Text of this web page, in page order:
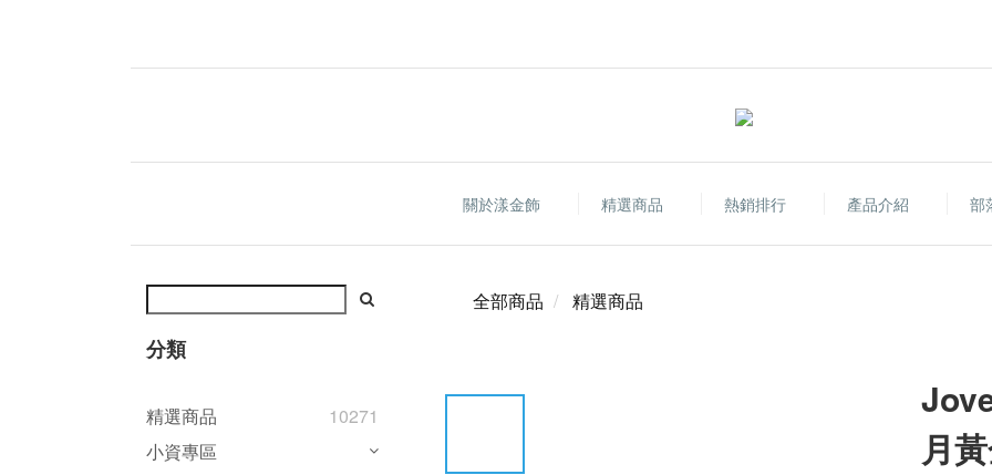
關於漾金飾 精選商品 熱銷排行 產品介紹 部
分類
精選商品
10271
小資專區
全部商品 精選商品
月